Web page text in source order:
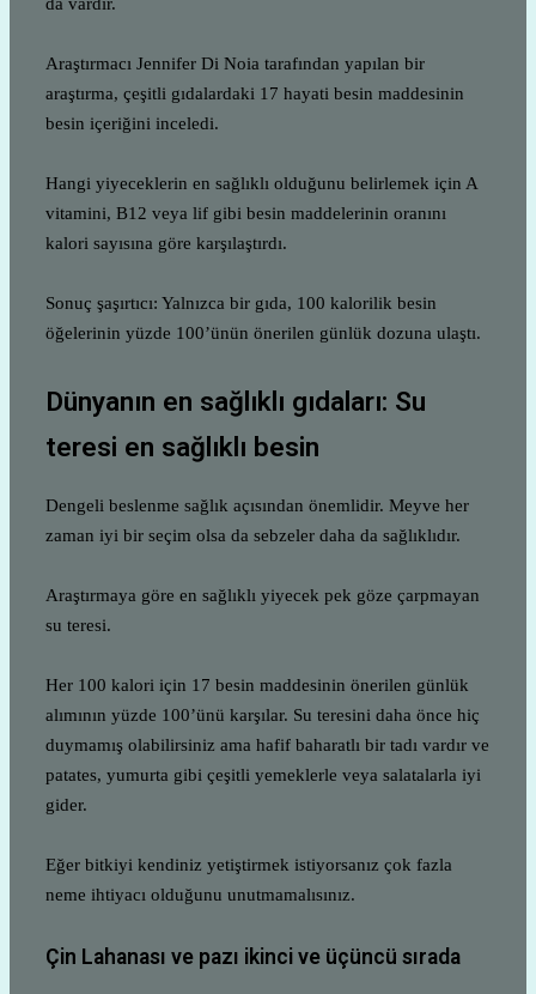
Araştırmacı Jennifer Di Noia tarafından yapılan bir
araştırma, çeşitli gıdalardaki 17 hayati besin maddesinin
besin içeriğini inceledi.
Hangi yiyeceklerin en sağlıklı olduğunu belirlemek için A
vitamini, B12 veya lif gibi besin maddelerinin oranını
kalori sayısına göre karşılaştırdı.
Sonuç şaşırtıcı: Yalnızca bir gıda, 100 kalorilik besin
öğelerinin yüzde 100’ünün önerilen günlük dozuna ulaştı.
Dünyanın en sağlıklı gıdaları: Su
teresi en sağlıklı besin
Dengeli beslenme sağlık açısından önemlidir. Meyve her
zaman iyi bir seçim olsa da sebzeler daha da sağlıklıdır.
Araştırmaya göre en sağlıklı yiyecek pek göze çarpmayan
su teresi.
Her 100 kalori için 17 besin maddesinin önerilen günlük
alımının yüzde 100’ünü karşılar. Su teresini daha önce hiç
duymamış olabilirsiniz ama hafif baharatlı bir tadı vardır ve
patates, yumurta gibi çeşitli yemeklerle veya salatalarla iyi
gider.
Eğer bitkiyi kendiniz yetiştirmek istiyorsanız çok fazla
neme ihtiyacı olduğunu unutmamalısınız.
Çin Lahanası ve pazı ikinci ve üçüncü sırada